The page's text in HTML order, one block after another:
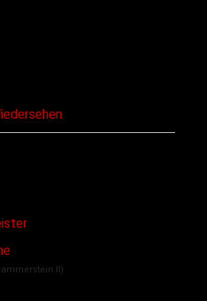
II)